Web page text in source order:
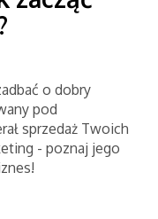
o dobry
pod
sprzedaż Twoich
- poznaj jego